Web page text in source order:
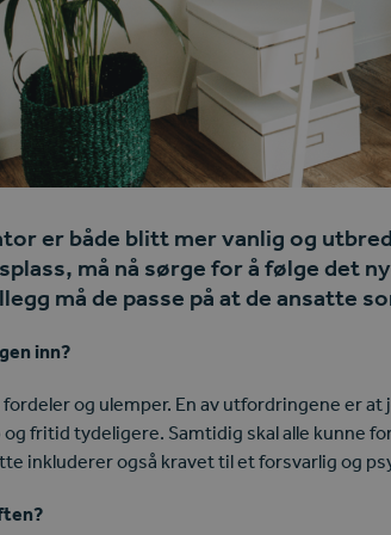
er både blitt mer vanlig og
må nå sørge for å følge det
må de passe på at de ansatte
inn?
og ulemper. En av utfordringene er
fritid tydeligere. Samtidig skal alle kunne
inkluderer også kravet til et forsvarlig og